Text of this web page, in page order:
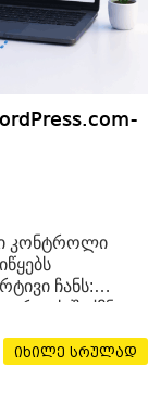
კონტროლი
ჩანს:
შექმნა
დროის
იხილე სრულად